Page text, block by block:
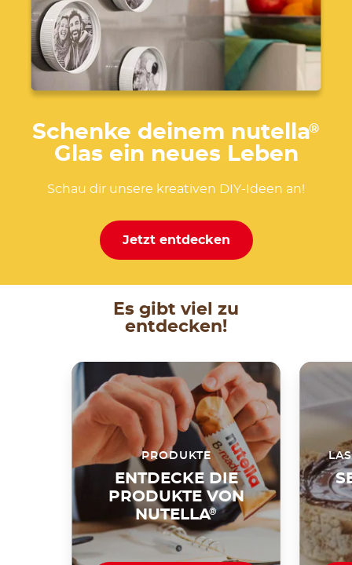
Schenke deinem nutella®
Glas ein neues Leben
Schau dir unsere kreativen DIY-Ideen an!
Jetzt entdecken
Es gibt viel zu
entdecken!
PRODUKTE
ENTDECKE DIE
PRODUKTE VON
NUTELLA®